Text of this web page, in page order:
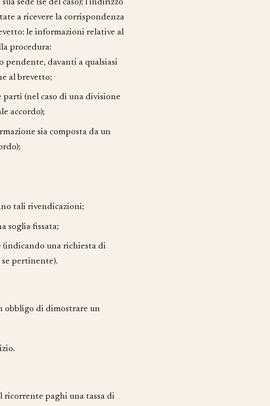
sede (se del caso); l’indirizzo
a ricevere la corrispondenza
le informazioni relative al
procedura:
pendente, davanti a qualsiasi
al brevetto;
(nel caso di una divisione
accordo);
sia composta da un
tali rivendicazioni;
soglia fissata;
(indicando una richiesta di
pertinente).
obbligo di dimostrare un
ricorrente paghi una tassa di